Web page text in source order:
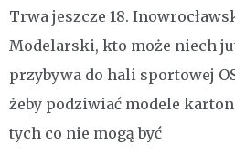
Trwa jeszcze 18.
Modelarski, kto może niech
przybywa do hali sportowej
żeby podziwiać modele
tych co nie mogą być